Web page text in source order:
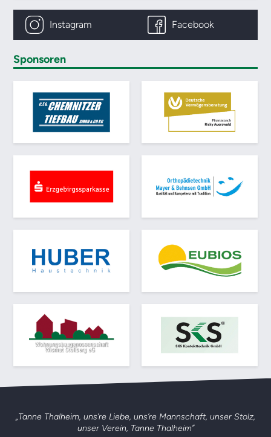
Instagram Facebook
Sponsoren
„Tanne Thalheim, uns’re Liebe, uns’re Mannschaft, unser Stolz,
unser Verein, Tanne Thalheim”